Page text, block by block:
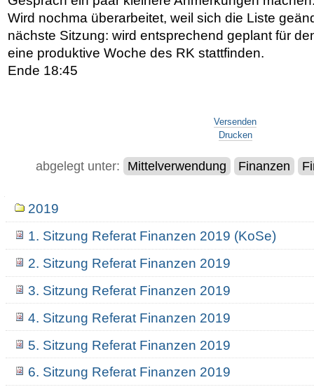
Wird nochma überarbeitet, weil sich die Liste
nächste Sitzung: wird entsprechend geplant für
eine produktive Woche des RK stattfinden.
Ende 18:45
Versenden
Drucken
abgelegt unter: Mittelverwendung Finanzen
Navigation
2019
1. Sitzung Referat Finanzen 2019 (KoSe)
2. Sitzung Referat Finanzen 2019
3. Sitzung Referat Finanzen 2019
4. Sitzung Referat Finanzen 2019
5. Sitzung Referat Finanzen 2019
6. Sitzung Referat Finanzen 2019